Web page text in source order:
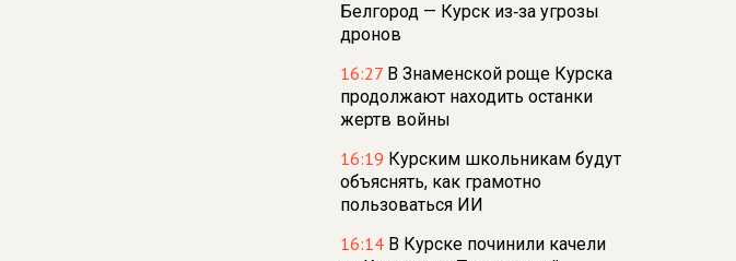
Белгород — Курск из‑за угрозы
дронов
16:27 В Знаменской роще Курска
продолжают находить останки
жертв войны
16:19 Курским школьникам будут
объяснять, как грамотно
пользоваться ИИ
16:14 В Курске починили качели